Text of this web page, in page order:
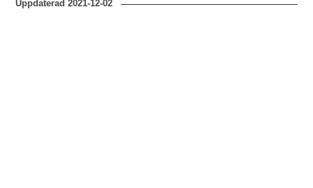
Uppdaterad2021-12-02